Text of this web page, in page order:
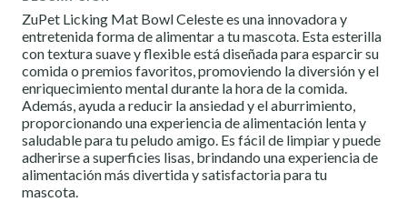
ZuPet Licking Mat Bowl Celeste es una innovadora y
entretenida forma de alimentar a tu mascota. Esta esterilla
con textura suave y flexible está diseñada para esparcir su
comida o premios favoritos, promoviendo la diversión y el
enriquecimiento mental durante la hora de la comida.
Además, ayuda a reducir la ansiedad y el aburrimiento,
proporcionando una experiencia de alimentación lenta y
saludable para tu peludo amigo. Es fácil de limpiar y puede
adherirse a superficies lisas, brindando una experiencia de
alimentación más divertida y satisfactoria para tu
mascota.